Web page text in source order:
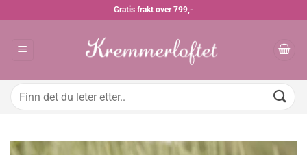
Gratis frakt over 799,-
Søk